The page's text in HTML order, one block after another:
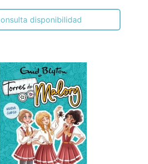
disponibilidad